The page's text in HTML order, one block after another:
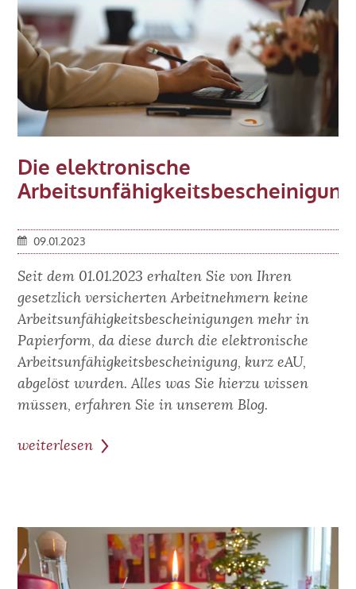
Neuregelung
zur
Digitalisierung
des
ärztlichen
AU-
Nachweises
ab
01.01.2023
Die elektronische
Arbeitsunfähigkeitsbescheinigung
09.01.2023
Seit dem 01.01.2023 erhalten Sie von Ihren
gesetzlich versicherten Arbeitnehmern keine
Arbeitsunfähigkeitsbescheinigungen mehr in
Papierform, da diese durch die elektronische
Arbeitsunfähigkeitsbescheinigung, kurz eAU,
abgelöst wurden. Alles was Sie hierzu wissen
müssen, erfahren Sie in unserem Blog.
weiterlesen
Arbeitsunfähigkeitsbescheinigung